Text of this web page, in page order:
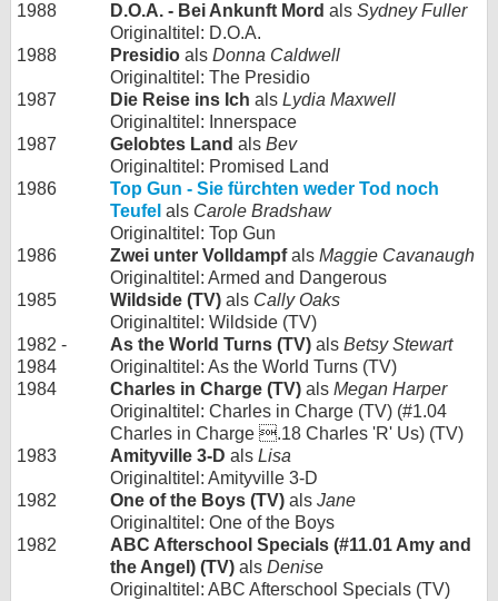
1988
D.O.A. - Bei Ankunft Mord als Sydney Fuller
Originaltitel: D.O.A.
1988
Presidio als Donna Caldwell
Originaltitel: The Presidio
1987
Die Reise ins Ich als Lydia Maxwell
Originaltitel: Innerspace
1987
Gelobtes Land als Bev
Originaltitel: Promised Land
1986
Top Gun - Sie fürchten weder Tod noch
Teufel als Carole Bradshaw
Originaltitel: Top Gun
1986
Zwei unter Volldampfals Maggie Cavanaugh
Originaltitel: Armed and Dangerous
1985
Wildside (TV) als Cally Oaks
Originaltitel: Wildside (TV)
1982 -
1984
As the World Turns (TV) als Betsy Stewart
Originaltitel: As the World Turns (TV)
1984
Charles in Charge (TV) als Megan Harper
Originaltitel: Charles in Charge (TV) (#1.04
Charles in Charge .18 Charles 'R' Us) (TV)
1983
Amityville 3-D als Lisa
Originaltitel: Amityville 3-D
1982
One of the Boys (TV) als Jane
Originaltitel: One of the Boys
1982
ABC Afterschool Specials (#11.01 Amy and
the Angel) (TV) als Denise
Originaltitel: ABC Afterschool Specials (TV)